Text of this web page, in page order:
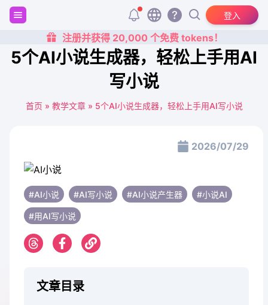
登入
注册并获得 20,000 个免费 tokens！
5个AI小说生成器，轻松上手用AI
写小说
首页 » 教学文章» 5个AI小说生成器，轻松上手用AI写小说
2026/07/29
#AI小说 #AI写小说 #AI小说产生器 #小说AI
#用AI写小说
文章目录